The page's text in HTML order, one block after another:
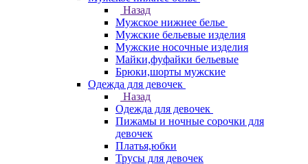
Назад
Мужское нижнее белье
Мужские бельевые изделия
Мужские носочные изделия
Майки,фуфайки бельевые
Брюки,шорты мужские
Одежда для девочек
Назад
Одежда для девочек
Пижамы и ночные сорочки для
девочек
Платья,юбки
Трусы для девочек